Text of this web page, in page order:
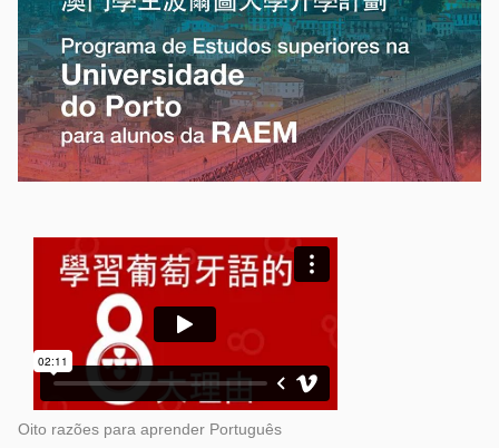
Oito razões para aprender Português